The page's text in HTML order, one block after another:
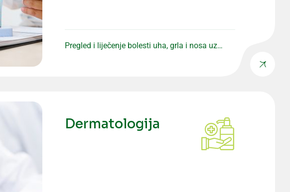
Pregled i liječenje bolesti uha, grla i nosa uz
Dermatologija